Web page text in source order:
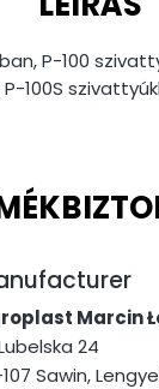
P-100
100S
Marcin
24
Sawin,